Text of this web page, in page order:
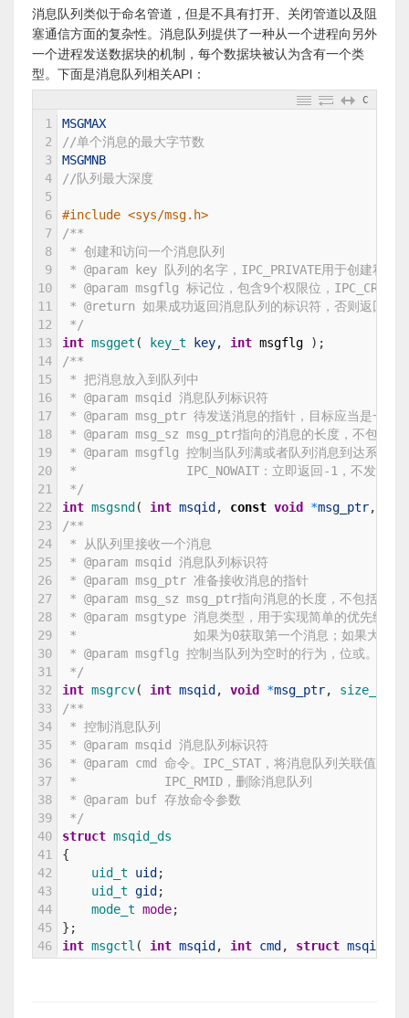
消息队列类似于命名管道，但是不具有打开、关闭管道以及阻
塞通信方面的复杂性。消息队列提供了一种从一个进程向另外
一个进程发送数据块的机制，每个数据块被认为含有一个类
型。下面是消息队列相关API：
C
1
2
3
4
5
6
7
8
9
10
11
12
13
14
15
16
17
18
19
20
21
22
23
24
25
26
27
28
29
30
31
32
33
34
35
36
37
38
39
40
41
42
43
44
45
46
MSGMAX
//单个消息的最大字节数
MSGMNB
//队列最大深度
#include <sys/msg.h>
/**
* 创建和访问一个消息队列
* @param key 队列的名字，IPC_PRIVATE用于创建私有
* @param msgflg 标记位，包含9个权限位，IPC_CREAT
* @return 如果成功返回消息队列的标识符，否则返回-1
*/
int msgget ( key_t key, int msgflg ) ;
/**
* 把消息放入到队列中
* @param msqid 消息队列标识符
* @param msg_ptr 待发送消息的指针，目标应当是一个
* @param msg_sz msg_ptr指向的消息的长度，不包括
* @param msgflg 控制当队列满或者队列消息到达系统范
*               IPC_NOWAIT：立即返回-1，不发送
*/
int msgsnd ( int msqid , const void *msg_ptr,
/**
* 从队列里接收一个消息
* @param msqid 消息队列标识符
* @param msg_ptr 准备接收消息的指针
* @param msg_sz msg_ptr指向消息的长度，不包括long
* @param msgtype 消息类型，用于实现简单的优先级机
*                如果为0获取第一个消息；如果大于0
* @param msgflg 控制当队列为空时的行为，位或。
*/
int msgrcv( int msqid , void *msg_ptr, size_t
/**
* 控制消息队列
* @param msqid 消息队列标识符
* @param cmd 命令。IPC_STAT，将消息队列关联值设
*            IPC_RMID，删除消息队列
* @param buf 存放命令参数
*/
struct msqid_ds
{
uid_t uid ;
uid_t gid ;
mode_t mode;
} ;
int msgctl ( int msqid , int cmd , struct msqid_ds